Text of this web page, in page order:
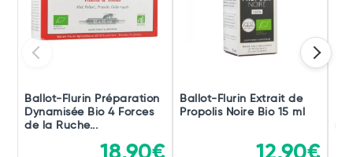
Ballot-Flurin Préparation
Dynamisée Bio 4 Forces
de la Ruche...
Ballot-Flurin Extrait de
Propolis Noire Bio 15 ml